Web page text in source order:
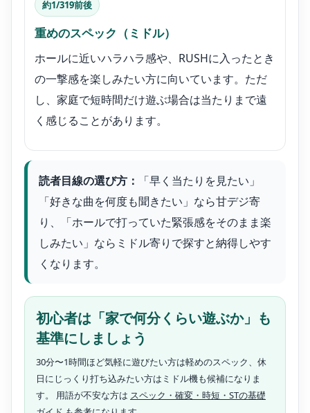
約1/319前後
重めのスペック（ミドル）
ホールに近いハラハラ感や、RUSHに入ったとき
の一撃感を楽しみたい方に向いています。ただ
し、家庭で短時間だけ遊ぶ場合は当たりまで遠
く感じることがあります。
読者目線の選び方：
「早く当たりを見たい」
「好きな曲を何度も聞きたい」なら甘デジ寄
り、「ホールで打っていた緊張感をそのまま楽
しみたい」ならミドル寄りで探すと納得しやす
くなります。
初心者は「家で何分くらい遊ぶか」も
基準にしましょう
30分〜1時間ほど気軽に遊びたい方は軽めのスペック、休
日にじっくり打ち込みたい方はミドル機も候補になりま
す。 用語が不安な方は スペック・確変・時短・STの基礎